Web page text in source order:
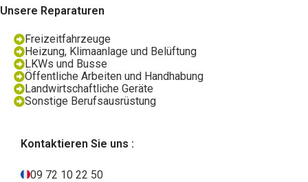
Unsere Reparaturen
Freizeitfahrzeuge
Heizung, Klimaanlage und Belüftung
LKWs und Busse
Öffentliche Arbeiten und Handhabung
Landwirtschaftliche Geräte
Sonstige Berufsausrüstung
Kontaktieren Sie uns :
09 72 10 22 50